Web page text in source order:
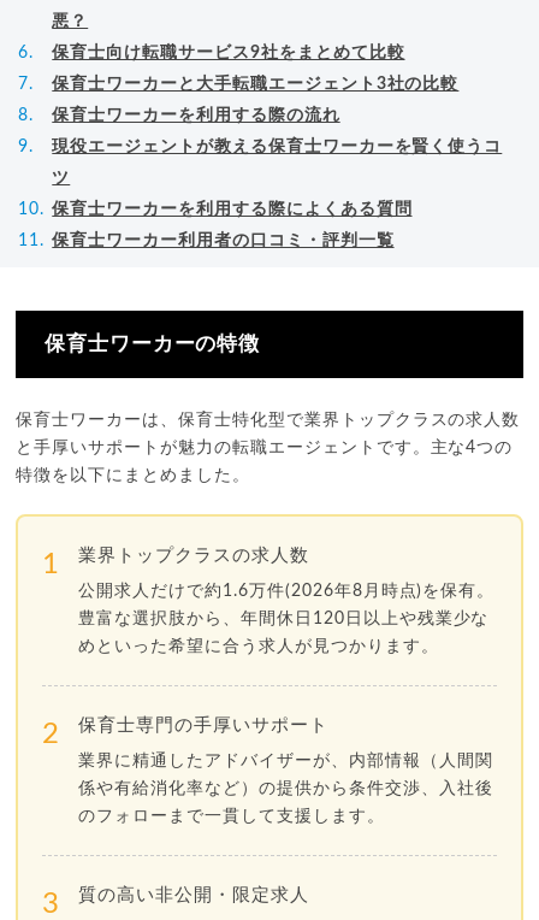
悪？
保育士向け転職サービス9社をまとめて比較
保育士ワーカーと大手転職エージェント3社の比較
保育士ワーカーを利用する際の流れ
現役エージェントが教える保育士ワーカーを賢く使うコ
ツ
保育士ワーカーを利用する際によくある質問
保育士ワーカー利用者の口コミ・評判一覧
保育士ワーカーの特徴
保育士ワーカーは、保育士特化型で業界トップクラスの求人数
と手厚いサポートが魅力の転職エージェントです。主な4つの
特徴を以下にまとめました。
1 業界トップクラスの求人数
公開求人だけで約1.6万件(2026年8月時点)を保有。
豊富な選択肢から、年間休日120日以上や残業少な
めといった希望に合う求人が見つかります。
2 保育士専門の手厚いサポート
業界に精通したアドバイザーが、内部情報（人間関
係や有給消化率など）の提供から条件交渉、入社後
のフォローまで一貫して支援します。
3 質の高い非公開・限定求人